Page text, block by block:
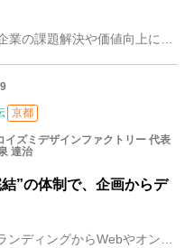
京都
イズミデザインファクトリー 代表
達治
”の体制で、企画からデ
グラフィックデザインを軸に、ブランディングからWebやオンラインショップ構築まで幅広く手掛ける京都の有限会社コイズミデザインファクトリー。代表取締役・小泉 達治